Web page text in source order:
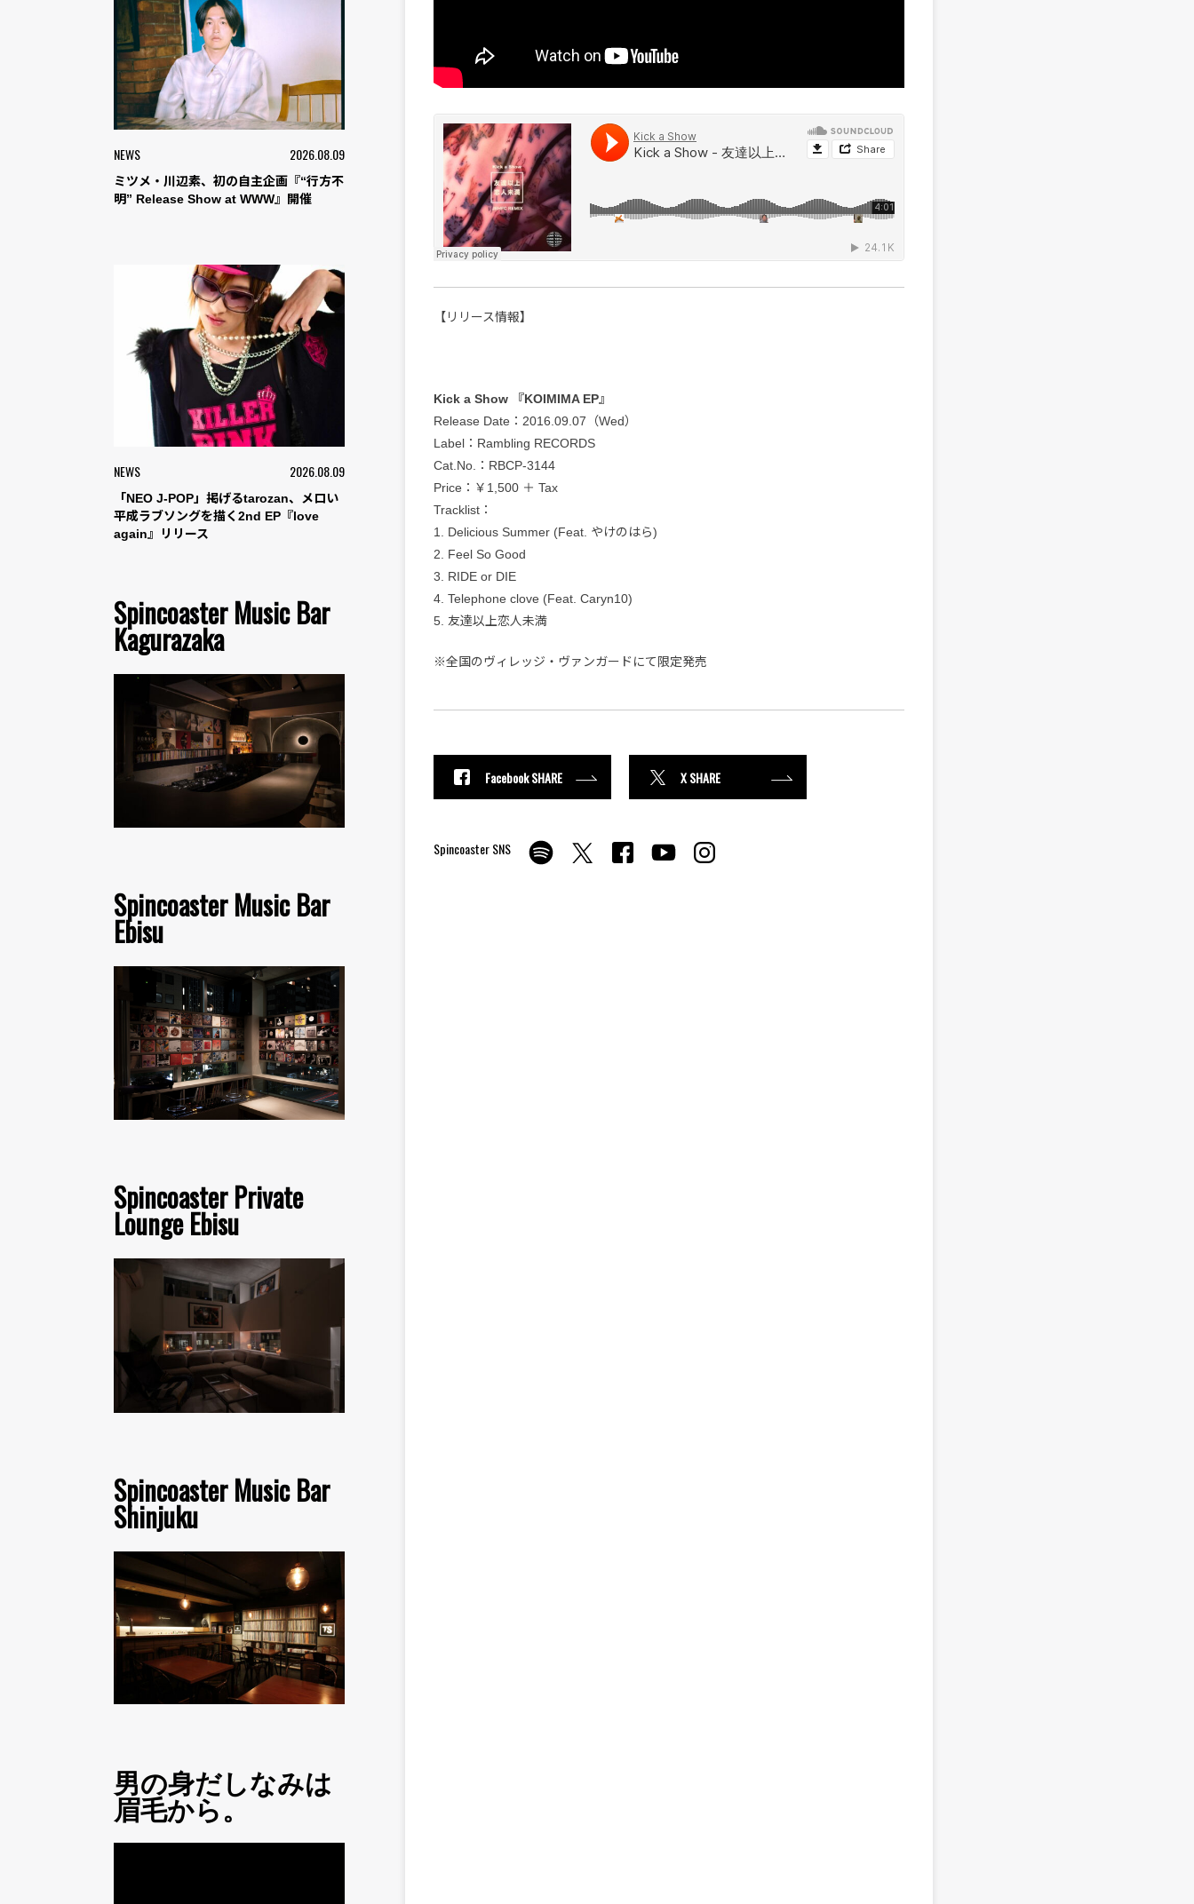
NEWS 2026.08.09
ミツメ・川辺素、初の自主企画『“行方不
明” Release Show at WWW』開催
NEWS 2026.08.09
「NEO J-POP」掲げるtarozan、メロい
平成ラブソングを描く2nd EP『love
again』リリース
Spincoaster Music Bar
Kagurazaka
Spincoaster Music Bar
Ebisu
Spincoaster Private
Lounge Ebisu
Spincoaster Music Bar
Shinjuku
男の身だしなみは
眉毛から。
【リリース情報】
Kick a Show 『KOIMIMA EP』
Release Date：2016.09.07（Wed）
Label：Rambling RECORDS
Cat.No.：RBCP-3144
Price：￥1,500 ＋ Tax
Tracklist：
1. Delicious Summer (Feat. やけのはら)
2. Feel So Good
3. RIDE or DIE
4. Telephone clove (Feat. Caryn10)
5. 友達以上恋人未満
※全国のヴィレッジ・ヴァンガードにて限定発売
Facebook SHARE X SHARE
Spincoaster SNS